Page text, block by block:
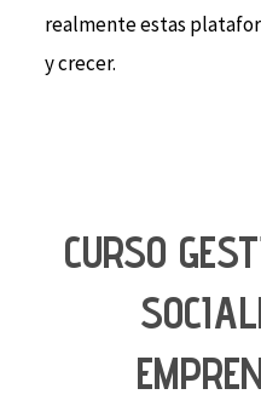
realmente estas
y crecer.
CURSO